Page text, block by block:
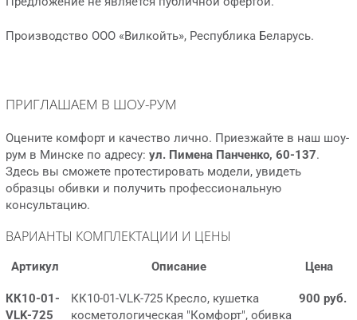
Производство ООО «Вилкойть», Республика Беларусь.
ПРИГЛАШАЕМ В ШОУ-РУМ
Оцените комфорт и качество лично. Приезжайте в наш шоу-
рум в Минске по адресу: ул. Пимена Панченко, 60-137.
Здесь вы сможете протестировать модели, увидеть
образцы обивки и получить профессиональную
консультацию.
ВАРИАНТЫ КОМПЛЕКТАЦИИ И ЦЕНЫ
Артикул Описание Цена
КК10-01-
VLK-725
КК10-01-VLK-725 Кресло, кушетка
косметологическая "Комфорт", обивка
900 руб.